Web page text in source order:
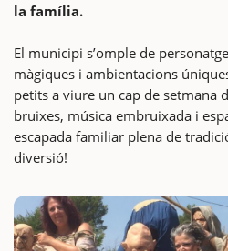
la família.
El municipi s’omple de
màgiques i ambientacions
petits a viure un cap de setmana
bruixes, música embruixada i
escapada familiar plena de
diversió!